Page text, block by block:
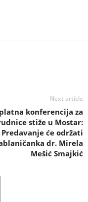
Next article
konferencija za
stiže u Mostar:
Predavanje će održati
dr. Mirela
Mešić Smajkić